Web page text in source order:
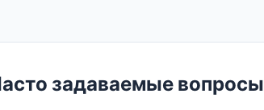
задаваемые вопросы